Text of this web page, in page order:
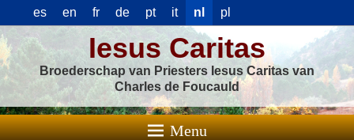
es en fr de pt it nl pl
Iesus Caritas
Broederschap van Priesters Iesus Caritas van
Charles de Foucauld
Menu